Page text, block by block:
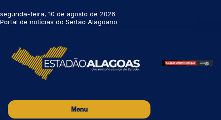
segunda-feira, 10 de agosto de 2026
Portal de notícias do Sertão Alagoano
Menu